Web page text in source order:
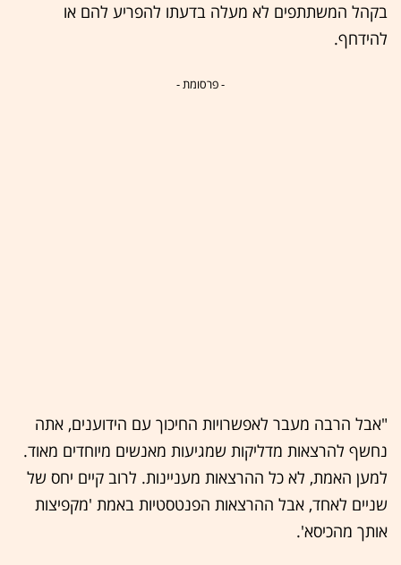
בקהל המשתתפים לא מעלה בדעתו להפריע להם או
להידחף.
- פרסומת -
"אבל הרבה מעבר לאפשרויות החיכוך עם הידוענים, אתה
נחשף להרצאות מדליקות שמגיעות מאנשים מיוחדים מאוד.
למען האמת, לא כל ההרצאות מעניינות. לרוב קיים יחס של
שניים לאחד, אבל ההרצאות הפנטסטיות באמת 'מקפיצות
אותך מהכיסא'.